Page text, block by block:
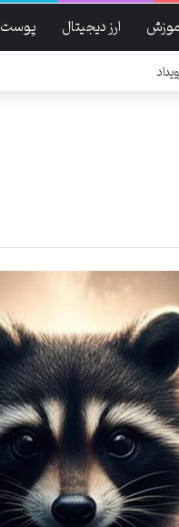
ارز دیجیتال پوست